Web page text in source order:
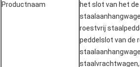
Productnaam
het slot van het
roestvrij
peddelslot van de